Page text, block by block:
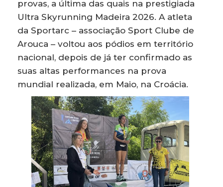
provas, a última das quais na prestigiada
Ultra Skyrunning Madeira 2026. A atleta
da Sportarc – associação Sport Clube de
Arouca – voltou aos pódios em território
nacional, depois de já ter confirmado as
suas altas performances na prova
mundial realizada, em Maio, na Croácia.